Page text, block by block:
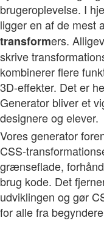
brugeroplevelse. I
ligger en af de mest
transformers.
skrive
kombinerer flere
3D-effekter. Det er
Generator bliver et
designere og elever.
Vores generator
CSS-
grænseflade,
brug kode. Det
udviklingen og gør
for alle fra